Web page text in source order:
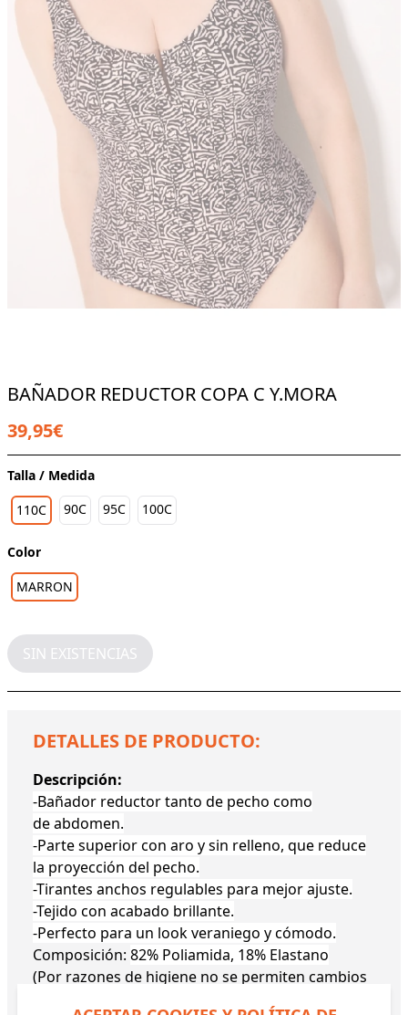
BAÑADOR REDUCTOR COPA C Y.MORA
39,95€
Talla / Medida
110C
90C 95C 100C
Color
MARRON
SIN EXISTENCIAS
DETALLES DE PRODUCTO:
Descripción:
-Bañador reductor tanto de pecho como
de abdomen.
-Parte superior con aro y sin relleno, que reduce
la proyección del pecho.
-Tirantes anchos regulables para mejor ajuste.
-Tejido con acabado brillante.
-Perfecto para un look veraniego y cómodo.
Composición: 82% Poliamida, 18% Elastano
(Por razones de higiene no se permiten cambios